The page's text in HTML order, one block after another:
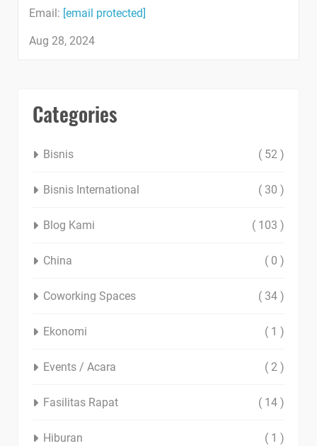
Email: [email protected]
Aug 28, 2024
Categories
Bisnis ( 52 )
Bisnis International ( 30 )
Blog Kami ( 103 )
China ( 0 )
Coworking Spaces ( 34 )
Ekonomi ( 1 )
Events / Acara ( 2 )
Fasilitas Rapat ( 14 )
Hiburan ( 1 )